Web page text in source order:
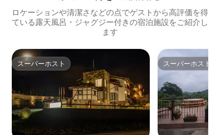
ロケーションや清潔さなどの点でゲストから高評価を得
ている露天風呂・ジャグジー付きの宿泊施設をご紹介し
ます
スーパーホスト
スーパーホスト スーパーホスト
スーパーホスト